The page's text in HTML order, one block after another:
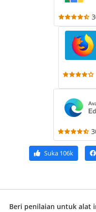
Suka106k
Beri penilaian untuk alat